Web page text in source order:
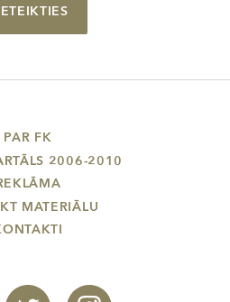
PAR FK
2006-2010
MATERIĀLU